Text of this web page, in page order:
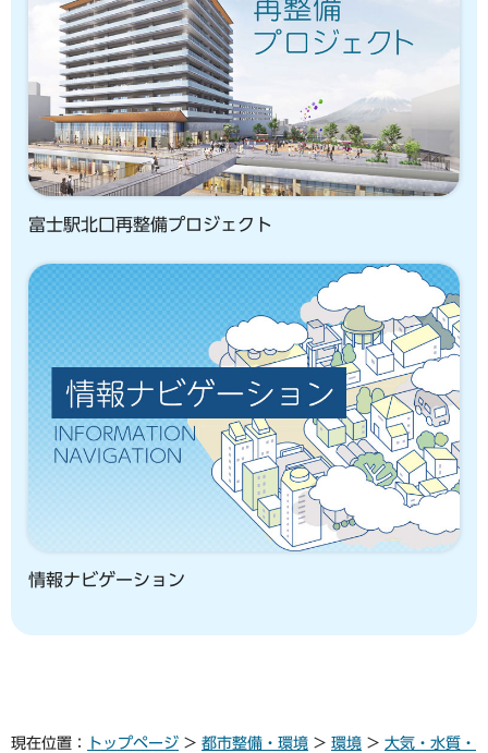
富士駅北口再整備プロジェクト
情報ナビゲーション
現在位置： トップページ > 都市整備・環境 > 環境 > 大気・水質・